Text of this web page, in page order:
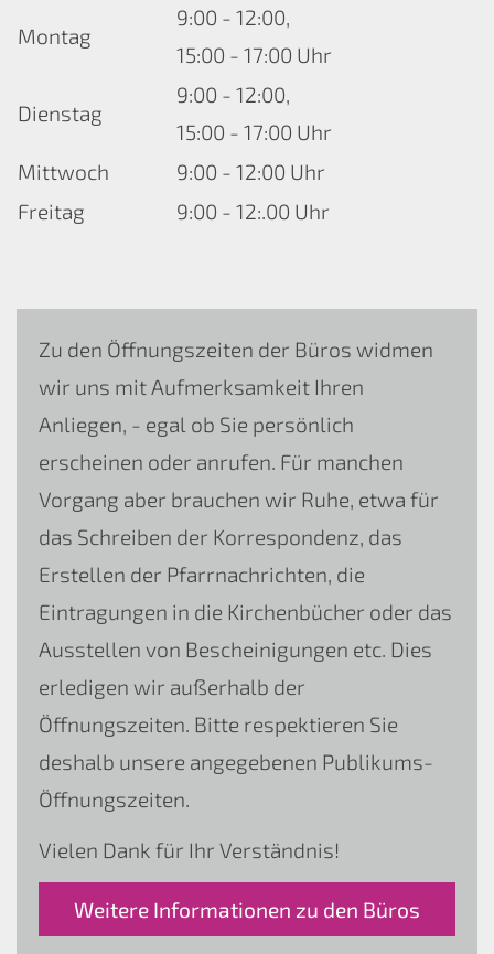
Montag
9:00 - 12:00,
15:00 - 17:00 Uhr
Dienstag
9:00 - 12:00,
15:00 - 17:00 Uhr
Mittwoch
9:00 - 12:00 Uhr
Freitag
9:00 - 12:.00 Uhr
Zu den Öffnungszeiten der Büros widmen
wir uns mit Aufmerksamkeit Ihren
Anliegen, - egal ob Sie persönlich
erscheinen oder anrufen. Für manchen
Vorgang aber brauchen wir Ruhe, etwa für
das Schreiben der Korrespondenz, das
Erstellen der Pfarrnachrichten, die
Eintragungen in die Kirchenbücher oder das
Ausstellen von Bescheinigungen etc. Dies
erledigen wir außerhalb der
Öffnungszeiten. Bitte respektieren Sie
deshalb unsere angegebenen Publikums-
Öffnungszeiten.
Vielen Dank für Ihr Verständnis!
Weitere Informationen zu den Büros